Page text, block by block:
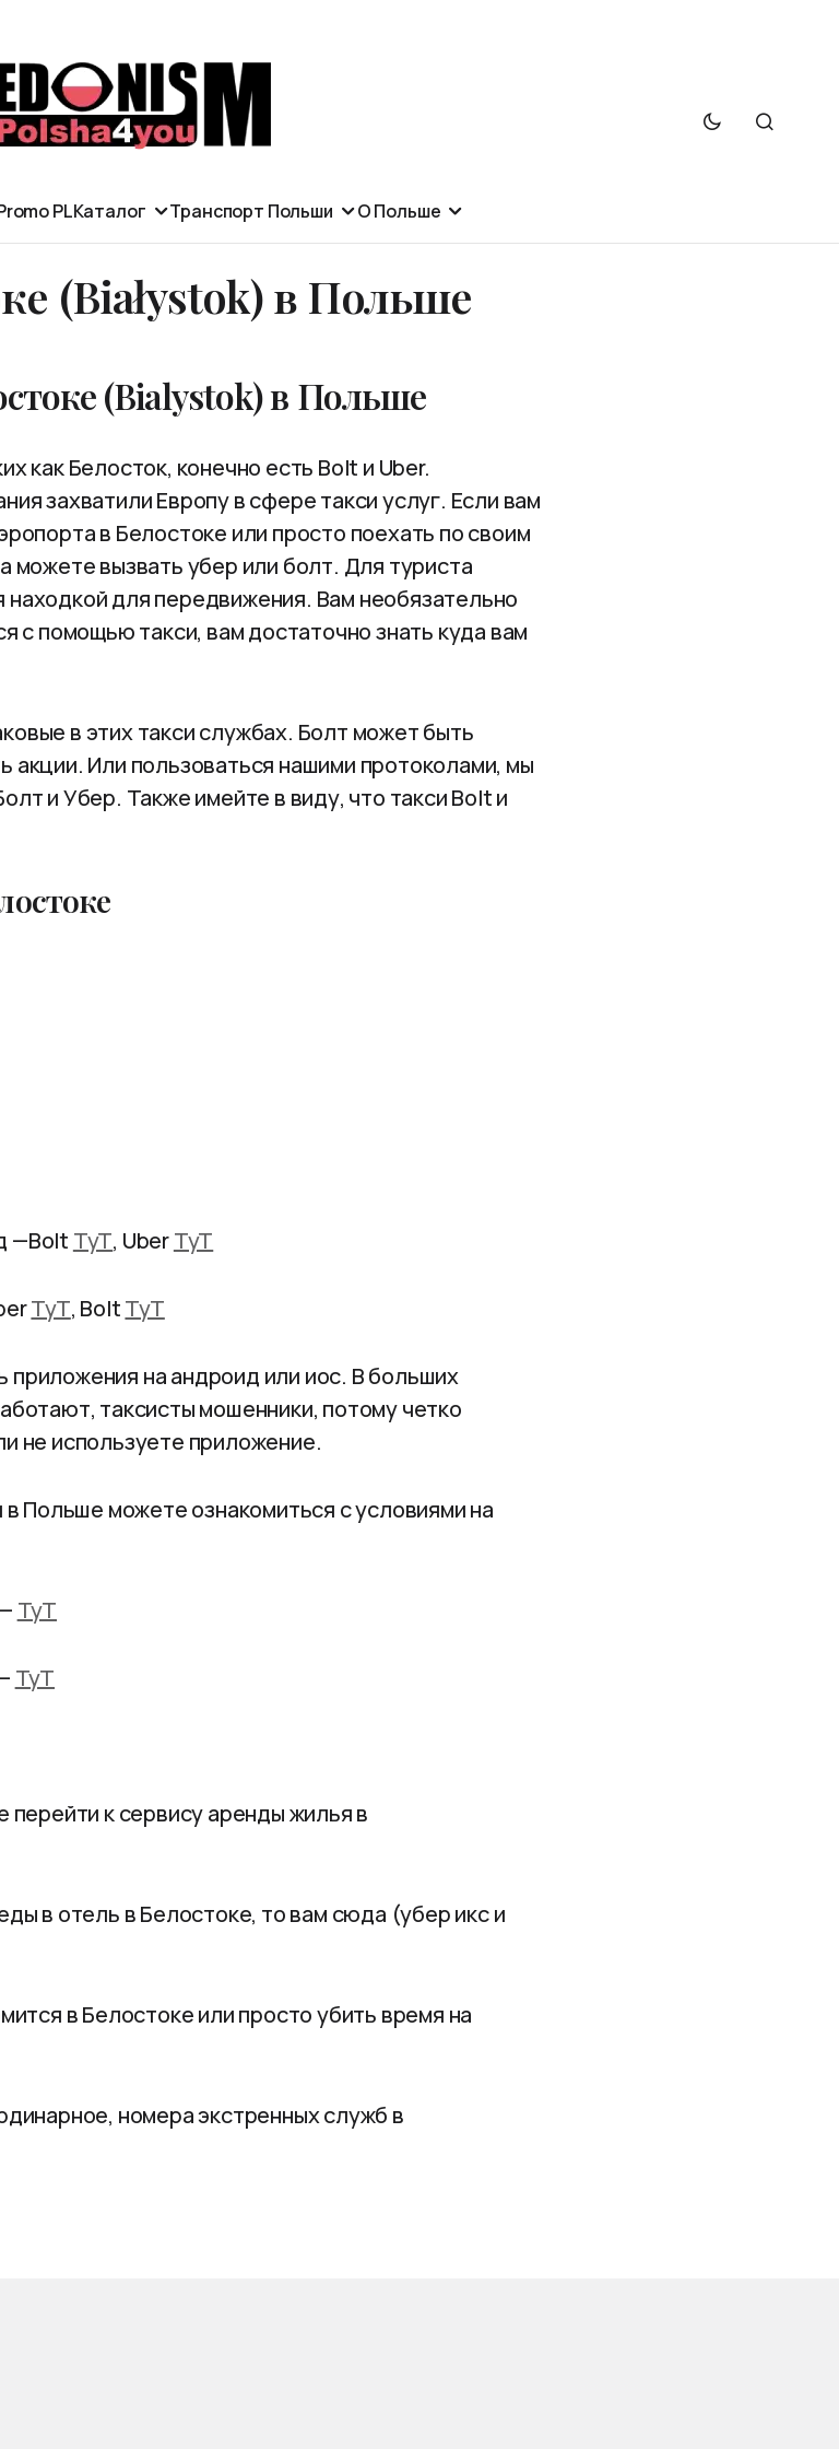
PLКаталог Транспорт Польши О Польше
(Białystok) в Польше
(Bialystok) в Польше
как Белосток, конечно есть Bolt и Uber.
захватили Европу в сфере такси услуг. Если вам
в Белостоке или просто поехать по своим
можете вызвать убер или болт. Для туриста
для передвижения. Вам необязательно
с помощью такси, вам достаточно знать куда вам
в этих такси службах. Болт может быть
акции. Или пользоваться нашими протоколами, мы
и Убер. Также имейте в виду, что такси Bolt и
—Bolt ТуТ, UberТуТ
ТуТ, BoltТуТ
на андроид или иос. В больших
таксисты мошенники, потому четко
не используете приложение.
в Польше можете ознакомиться с условиями на
ТуТ
ТуТ
к сервису аренды жилья в
в отель в Белостоке, то вам сюда (убер икс и
в Белостокеили просто убить время на
номера экстренных служб в